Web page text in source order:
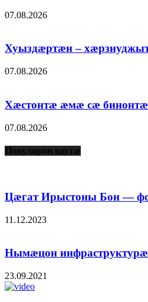
07.08.2026
Хуыздæртæн –
07.08.2026
Хæстонтæ æмæ сæ
07.08.2026
Популярон цаутæ
Цæгат Ирыстоны Бон —
11.12.2023
Нымæцон
23.09.2021